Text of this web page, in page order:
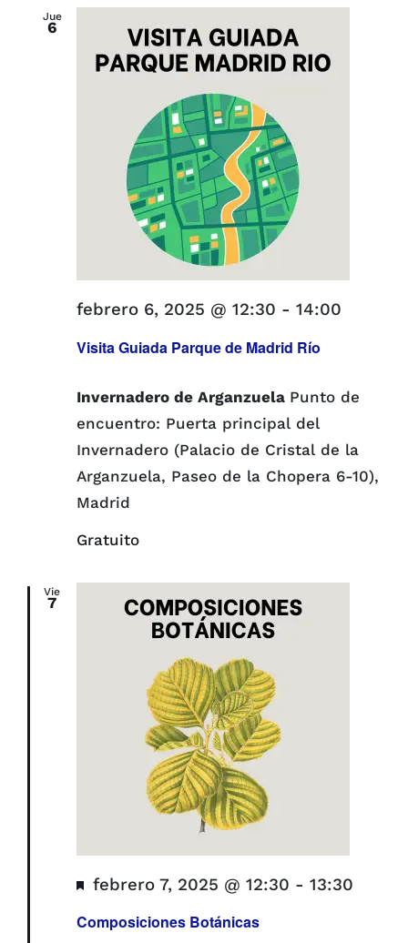
Jue
6
Visita Guiada Parque de Madrid Río
febrero 6, 2025 @ 12:30 - 14:00
Invernadero de Arganzuela Punto de
encuentro: Puerta principal del
Invernadero (Palacio de Cristal de la
Arganzuela, Paseo de la Chopera 6-10),
Madrid
Gratuito
Vie
7
Composiciones Botánicas
Destacado
febrero 7, 2025 @ 12:30 - 13:30